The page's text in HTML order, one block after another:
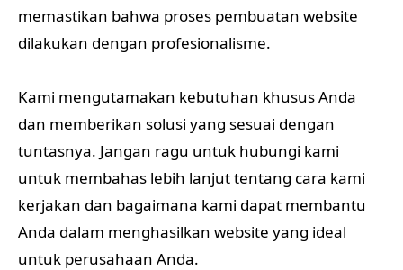
memastikan bahwa proses pembuatan website
dilakukan dengan profesionalisme.
Kami mengutamakan kebutuhan khusus Anda
dan memberikan solusi yang sesuai dengan
tuntasnya. Jangan ragu untuk hubungi kami
untuk membahas lebih lanjut tentang cara kami
kerjakan dan bagaimana kami dapat membantu
Anda dalam menghasilkan website yang ideal
untuk perusahaan Anda.